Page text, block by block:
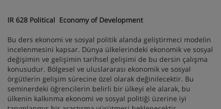
IR 628 Political Economy of Development
Bu ders ekonomi ve sosyal politik alanda geliştirmeci modelin
incelenmesini kapsar. Dünya ülkelerindeki ekonomik ve sosyal
değişimin ve gelişimin tarihsel gelişimi de bu dersin çalışma
konusudur. Bölgesel ve uluslararası ekonomik ve sosyal
örgütlerin gelişim sürecine özel olarak değinilecektir. Bu
seminerdeki öğrencilerin belirli bir ülkeyi ele alarak, bu
ülkenin kalkınma ekonomi ve sosyal politiği üzerine iyi